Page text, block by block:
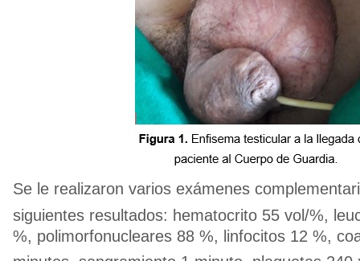
Se le realizaron varios exámenes
siguientes resultados: hematocrito 55 vol/%,
%, polimorfonucleares 88 %, linfocitos 12 %,